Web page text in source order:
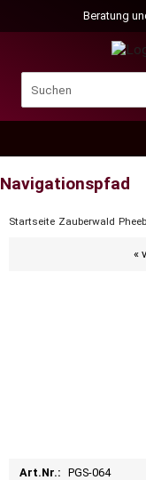
Beratung
Navigationspfad
Startseite Zauberwald
«
Art.Nr.: PGS-064